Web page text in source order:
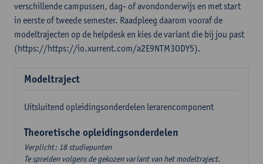
verschillende campussen, dag- of avondonderwijs en met start
in eerste of tweede semester. Raadpleeg daarom vooraf de
modeltrajecten op de helpdesk en kies de variant die bij jou past
(https://https://io.xurrent.com/a2E9NTM3ODY5).
Modeltraject
Uitsluitend opleidingsonderdelen lerarencomponent
Theoretische opleidingsonderdelen
Verplicht: 18 studiepunten
Te spreiden volgens de gekozen variant van het modeltraject.